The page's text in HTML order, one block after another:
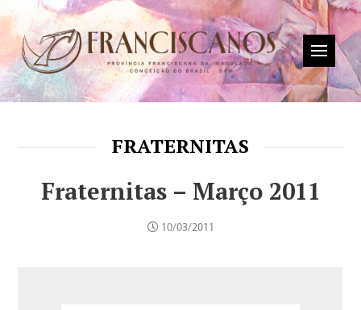
FRATERNITAS
Fraternitas – Março 2011
10/03/2011